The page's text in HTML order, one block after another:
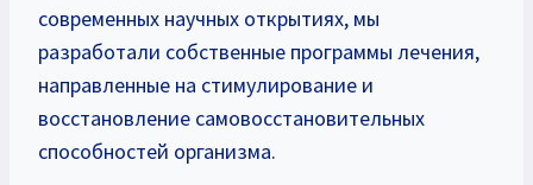
современных научных открытиях, мы
разработали собственные программы лечения,
направленные на стимулирование и
восстановление самовосстановительных
способностей организма.